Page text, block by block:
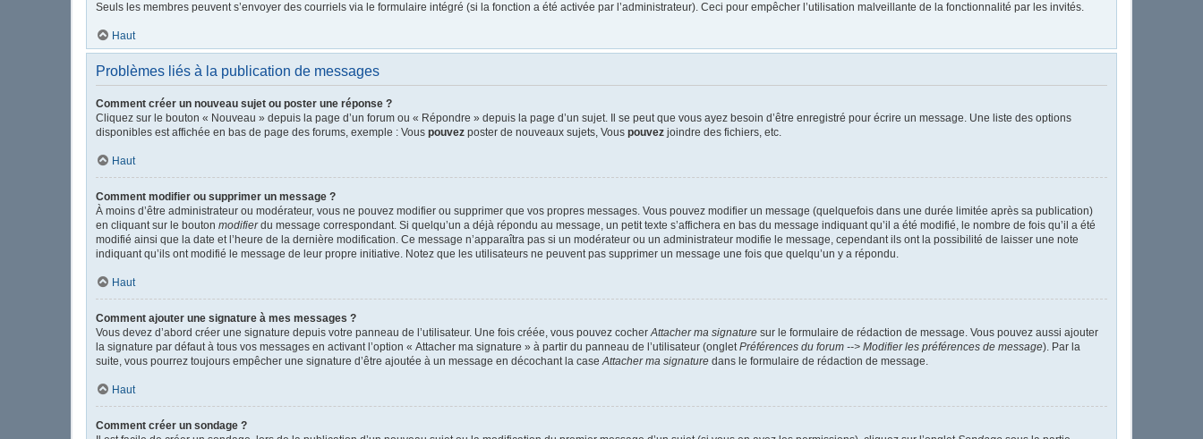
Seuls les membres peuvent s’envoyer des courriels via le formulaire intégré (si la fonction a été activée par l’administrateur). Ceci pour empêcher l’utilisation malveillante de la fonctionnalité par les invités.
Haut
Problèmes liés à la publication de messages
Comment créer un nouveau sujet ou poster une réponse ?
Cliquez sur le bouton « Nouveau » depuis la page d’un forum ou « Répondre » depuis la page d’un sujet. Il se peut que vous ayez besoin d’être enregistré pour écrire un message. Une liste des options
disponibles est affichée en bas de page des forums, exemple : Vous pouvez poster de nouveaux sujets, Vous pouvez joindre des fichiers, etc.
Haut
Comment modifier ou supprimer un message ?
À moins d’être administrateur ou modérateur, vous ne pouvez modifier ou supprimer que vos propres messages. Vous pouvez modifier un message (quelquefois dans une durée limitée après sa publication)
en cliquant sur le bouton modifierdu message correspondant. Si quelqu’un a déjà répondu au message, un petit texte s’affichera en bas du message indiquant qu’il a été modifié, le nombre de fois qu’il a été
modifié ainsi que la date et l’heure de la dernière modification. Ce message n’apparaîtra pas si un modérateur ou un administrateur modifie le message, cependant ils ont la possibilité de laisser une note
indiquant qu’ils ont modifié le message de leur propre initiative. Notez que les utilisateurs ne peuvent pas supprimer un message une fois que quelqu’un y a répondu.
Haut
Comment ajouter une signature à mes messages ?
Vous devez d’abord créer une signature depuis votre panneau de l’utilisateur. Une fois créée, vous pouvez cocherAttacher ma signature sur le formulaire de rédaction de message. Vous pouvez aussi ajouter
la signature par défaut à tous vos messages en activant l’option « Attacher ma signature » à partir du panneau de l’utilisateur (ongletPréférences du forum --> Modifier les préférences de message). Par la
suite, vous pourrez toujours empêcher une signature d’être ajoutée à un message en décochant la caseAttacher ma signature dans le formulaire de rédaction de message.
Haut
Comment créer un sondage ?